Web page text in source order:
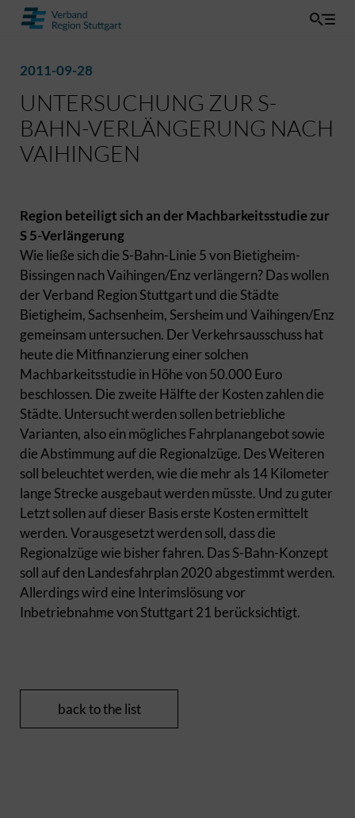
2011-09-28
UNTERSUCHUNG ZUR S-
BAHN-VERLÄNGERUNG NACH
VAIHINGEN
Region beteiligt sich an der Machbarkeitsstudie zur
S 5-Verlängerung
Wie ließe sich die S-Bahn-Linie 5 von Bietigheim-
Bissingen nach Vaihingen/Enz verlängern? Das wollen
der Verband Region Stuttgart und die Städte
Bietigheim, Sachsenheim, Sersheim und Vaihingen/Enz
gemeinsam untersuchen. Der Verkehrsausschuss hat
heute die Mitfinanzierung einer solchen
Machbarkeitsstudie in Höhe von 50.000 Euro
beschlossen. Die zweite Hälfte der Kosten zahlen die
Städte. Untersucht werden sollen betriebliche
Varianten, also ein mögliches Fahrplanangebot sowie
die Abstimmung auf die Regionalzüge. Des Weiteren
soll beleuchtet werden, wie die mehr als 14 Kilometer
lange Strecke ausgebaut werden müsste. Und zu guter
Letzt sollen auf dieser Basis erste Kosten ermittelt
werden. Vorausgesetzt werden soll, dass die
Regionalzüge wie bisher fahren. Das S-Bahn-Konzept
soll auf den Landesfahrplan 2020 abgestimmt werden.
Allerdings wird eine Interimslösung vor
Inbetriebnahme von Stuttgart 21 berücksichtigt.
back to the list